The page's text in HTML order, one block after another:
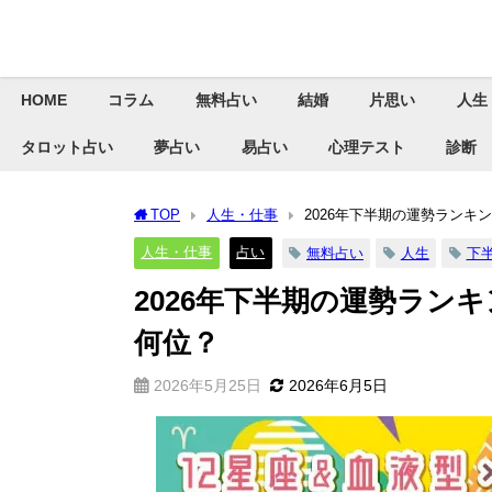
HOME コラム 無料占い 結婚 片思い 人
タロット占い 夢占い 易占い 心理テスト 診断
TOP 人生・仕事 2026年下半期の運勢ランキ
人生・仕事 占い 無料占い 人生 下
2026年下半期の運勢ラン
何位？
2026年5月25日 2026年6月5日